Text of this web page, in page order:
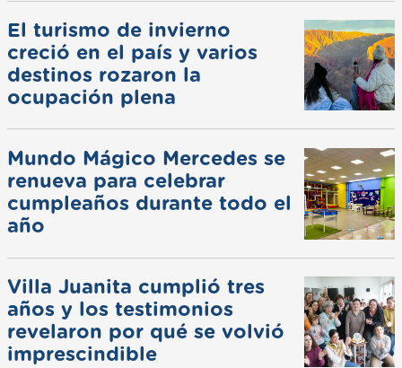
El turismo de invierno
creció en el país y varios
destinos rozaron la
ocupación plena
Mundo Mágico Mercedes se
renueva para celebrar
cumpleaños durante todo el
año
Villa Juanita cumplió tres
años y los testimonios
revelaron por qué se volvió
imprescindible